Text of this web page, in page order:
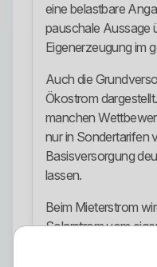
eine belastbare
pauschale Aussage
Eigenerzeugung im
Auch die
Ökostrom
manchen
nur in Sondertarifen
Basisversorgung
lassen.
Beim Mieterstrom
Solarstrom vom